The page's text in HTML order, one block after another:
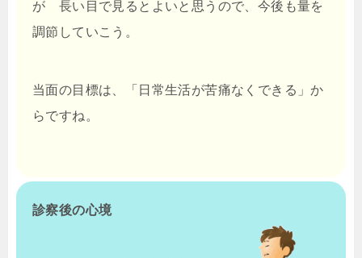
が 長い目で見るとよいと思うので、今後も量を
調節していこう。
当面の目標は、「日常生活が苦痛なくできる」か
らですね。
診察後の心境